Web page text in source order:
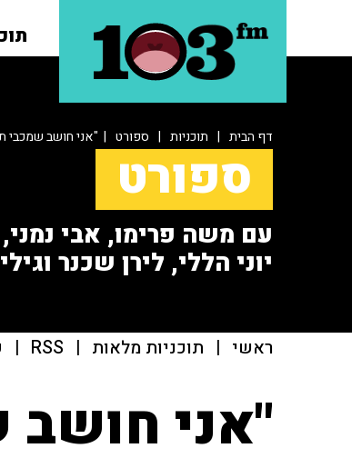
דף הבית | תוכניות | ספורט | "אני חושב שמכבי
ספורט
עם משה פרימו, אבי נמני,
יוני הללי, לירן שכנר
ראשי | תוכניות מלאות |
RSS
|
"אני